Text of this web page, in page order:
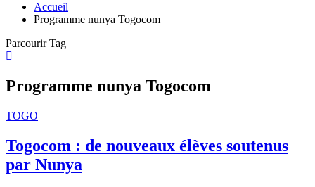
Accueil
Programme nunya Togocom
Parcourir Tag
Programme nunya Togocom
TOGO
Togocom : de nouveaux élèves soutenus
par Nunya